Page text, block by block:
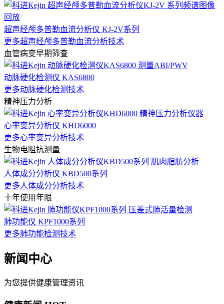
超声经颅多普勒血流分析仪 KJ-2V系列
更多超声经颅多普勒血流分析技术
血管病变早期筛查
动脉硬化检测仪 KAS6800
更多动脉硬化检测技术
精神压力分析
心率变异分析仪 KHD6000
更多心率变异分析技术
生物电阻抗测量
人体成分分析仪 KBD500系列
更多人体成分分析技术
十年使用年限
肺功能仪 KPF1000系列
更多肺功能检测技术
新闻中心
为您提供健康管理资讯